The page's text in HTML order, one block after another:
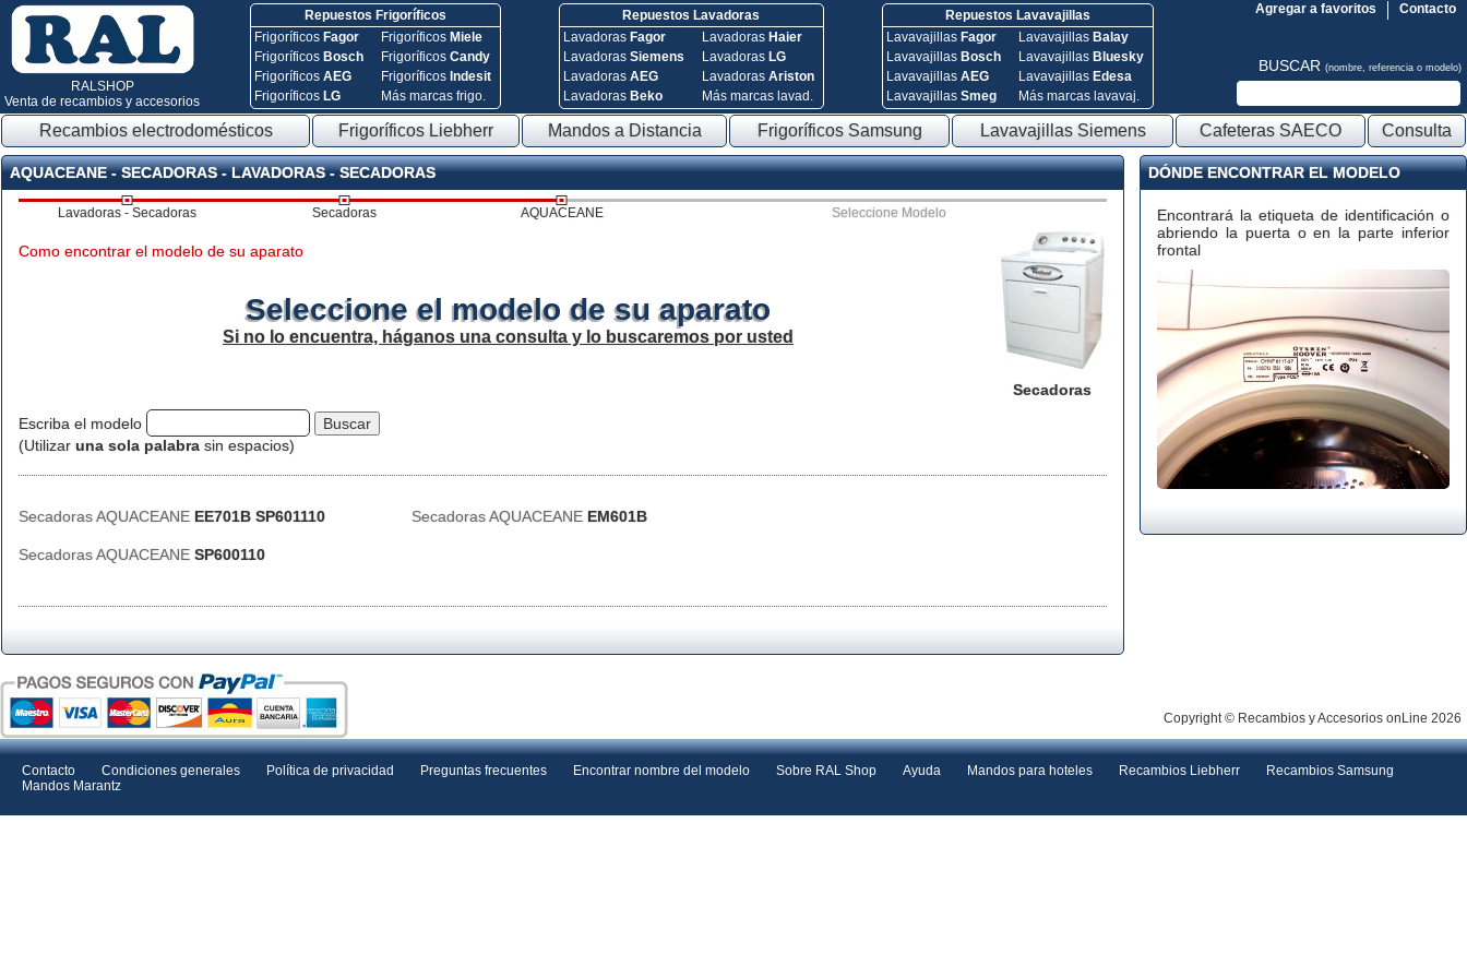
RALSHOP
Venta de recambios y accesorios
Repuestos Frigoríficos
Frigoríficos Fagor
Frigoríficos Bosch
FrigoríficosAEG
Frigoríficos LG
Frigoríficos Miele
FrigoríficosCandy
Frigoríficos Indesit
Más marcas frigo.
Repuestos Lavadoras
Lavadoras Fagor
Lavadoras Siemens
Lavadoras AEG
Lavadoras Beko
Lavadoras Haier
Lavadoras LG
Lavadoras Ariston
Más marcas lavad.
Repuestos Lavavajillas
Lavavajillas Fagor
Lavavajillas Bosch
Lavavajillas AEG
Lavavajillas Smeg
Lavavajillas Balay
Lavavajillas Bluesky
Lavavajillas Edesa
Más marcas lavavaj.
Contacto
Agregar a favoritos
BUSCAR (nombre, referencia o modelo)
Recambios electrodomésticos Frigoríficos Liebherr Mandos a Distancia Frigoríficos Samsung Lavavajillas Siemens Cafeteras SAECO Consulta
AQUACEANE - SECADORAS - LAVADORAS - SECADORAS
Lavadoras - Secadoras Secadoras AQUACEANE Seleccione Modelo
Secadoras
Como encontrar el modelo de su aparato
Seleccione el modelo de su aparato
Si no lo encuentra, háganos una consulta y lo buscaremos por usted
Escriba el modelo
(Utilizar una sola palabra sin espacios)
Secadoras AQUACEANE EE701B SP601110 Secadoras AQUACEANE EM601B
Secadoras AQUACEANE SP600110
DÓNDE ENCONTRAR EL MODELO
Encontrará la etiqueta de identificación o
abriendo la puerta o en la parte inferior
frontal
Copyright © Recambios y Accesorios onLine 2026
Contacto Condiciones generales Política de privacidad Preguntas frecuentes Encontrar nombre del modelo Sobre RAL Shop Ayuda Mandos para hoteles Recambios Liebherr
Recambios Samsung
Mandos Marantz